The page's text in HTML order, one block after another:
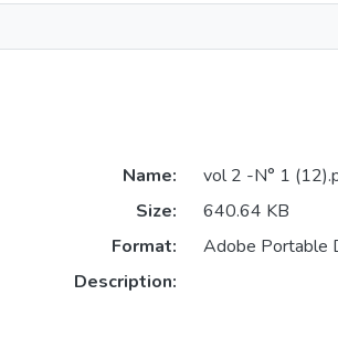
Name:
vol 2 -N° 1
Size:
640.64 KB
Format:
Adobe Portable
Description: